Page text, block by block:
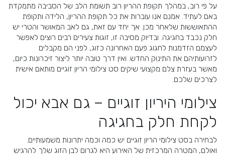
על פי רוב, במהלך תקופת ההריון רוב תשומת הלב של הסביבה מתמקדת
באם לעתיד. אמנם אנו עוברות את כל תקופת ההריון, הלידה ותקופת
ההתאוששות שלאחר מכן. אך יחד עם זאת, גם לאב המאושר והטרי יש
חלק נכבד בחגיגה. ובדיוק מסיבה זו, זוגות צעירים רבים רוצים לאפשר
לעצמם הזדמנות לחגוג פעם האחרונה כזוג, לפני הם מקבלים
לזרועותיהם את התינוק החדש. ואין דרך טובה יותר ליצור זיכרונות כיום,
מאשר בעזרת צלם מקצועי שיקים סט צילומי הריון זוגיים מותאם אישית
לצרכים שלכם.
צילומי היריון זוגיים – גם אבא יכול
לקחת חלק בחגיגה
לבחירה בסט צילומי הריון זוגיים יש כמה וכמה יתרונות משמעותיים.
ואולם, המטרה המרכזית של האירוע היא לגרום לבן הזוג שלך להרגיש